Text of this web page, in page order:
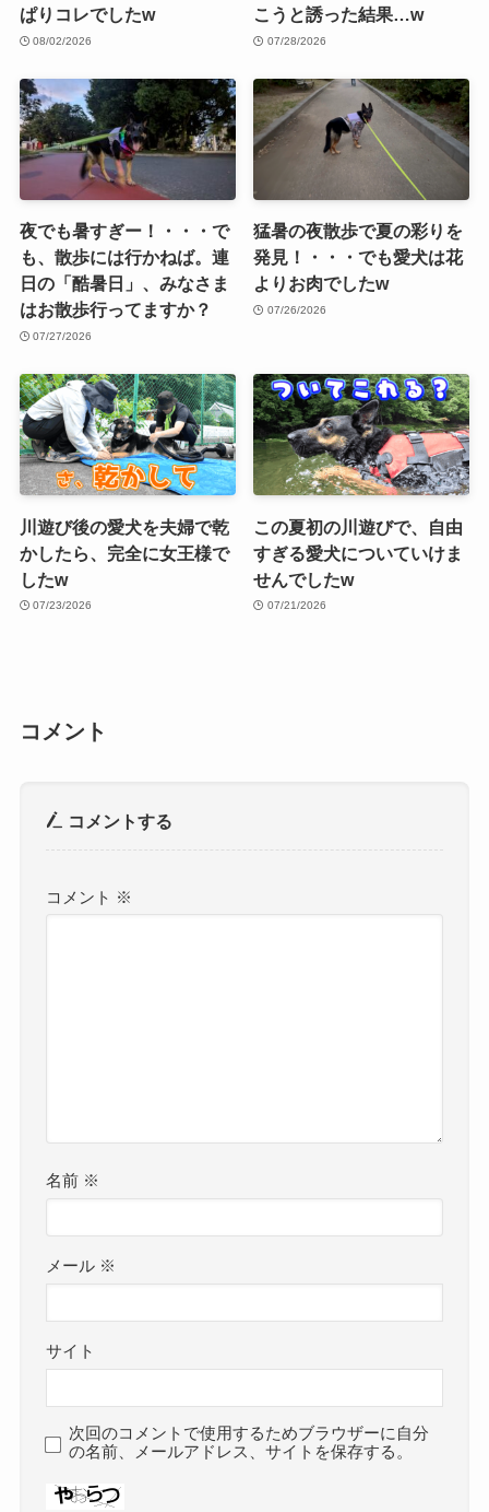
ぱりコレでしたw
08/02/2026
こうと誘った結果…w
07/28/2026
夜でも暑すぎー！・・・で
も、散歩には行かねば。連
日の「酷暑日」、みなさま
はお散歩行ってますか？
07/27/2026
猛暑の夜散歩で夏の彩りを
発見！・・・でも愛犬は花
よりお肉でしたw
07/26/2026
川遊び後の愛犬を夫婦で乾
かしたら、完全に女王様で
したw
07/23/2026
この夏初の川遊びで、自由
すぎる愛犬についていけま
せんでしたw
07/21/2026
コメント
コメントする
コメント ※
名前 ※
メール ※
サイト
次回のコメントで使用するためブラウザーに自分
の名前、メールアドレス、サイトを保存する。